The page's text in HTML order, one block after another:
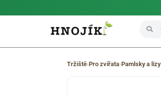
Tržiště›Pro zvířata›Pamlsky a lizy